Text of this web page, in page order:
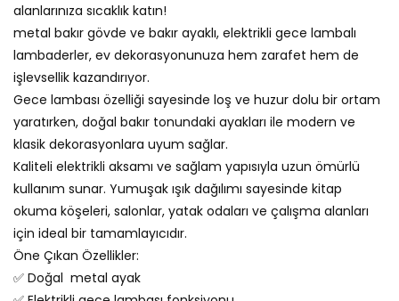
alanlarınıza sıcaklık katın!
metal bakır gövde ve bakır ayaklı, elektrikli gece lambalı
lambaderler, ev dekorasyonunuza hem zarafet hem de
işlevsellik kazandırıyor.
Gece lambası özelliği sayesinde loş ve huzur dolu bir ortam
yaratırken, doğal bakır tonundaki ayakları ile modern ve
klasik dekorasyonlara uyum sağlar.
Kaliteli elektrikli aksamı ve sağlam yapısıyla uzun ömürlü
kullanım sunar. Yumuşak ışık dağılımı sayesinde kitap
okuma köşeleri, salonlar, yatak odaları ve çalışma alanları
için ideal bir tamamlayıcıdır.
Öne Çıkan Özellikler:
✅ Doğal metal ayak